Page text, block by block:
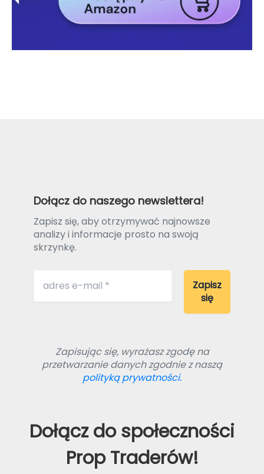
Dołącz do naszego newslettera!
Zapisz się, aby otrzymywać najnowsze
analizy i informacje prosto na swoją
skrzynkę.
Zapisując się, wyrażasz zgodę na
przetwarzanie danych zgodnie z naszą
polityką prywatności.
Dołącz do społeczności
Prop Traderów!